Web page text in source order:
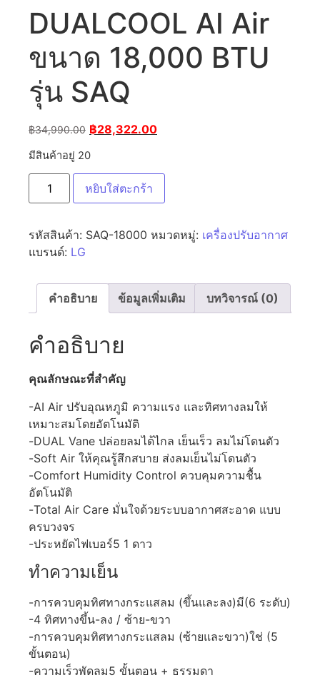
DUALCOOL AI Air
ขนาด 18,000 BTU
รุ่น SAQ
฿34,990.00 ฿28,322.00
มีสินค้าอยู่ 20
หยิบใส่ตะกร้า
รหัสสินค้า: SAQ-18000 หมวดหมู่: เครื่องปรับอากาศ
แบรนด์: LG
คำอธิบาย ข้อมูลเพิ่มเติม บทวิจารณ์ (0)
คำอธิบาย
คุณลักษณะที่สำคัญ
-AI Air ปรับอุณหภูมิ ความแรง และทิศทางลมให้
เหมาะสมโดยอัตโนมัติ
-DUAL Vane ปล่อยลมได้ไกล เย็นเร็ว ลมไม่โดนตัว
-Soft Air ให้คุณรู้สึกสบาย ส่งลมเย็นไม่โดนตัว
-Comfort Humidity Control ควบคุมความชื้น
อัตโนมัติ
-Total Air Care มั่นใจด้วยระบบอากาศสะอาด แบบ
ครบวงจร
-ประหยัดไฟเบอร์5 1 ดาว
ทำความเย็น
-การควบคุมทิศทางกระแสลม (ขึ้นและลง)มี(6 ระดับ)
-4 ทิศทางขึ้น-ลง / ซ้าย-ขวา
-การควบคุมทิศทางกระแสลม (ซ้ายและขวา)ใช่ (5
ขั้นตอน)
-ความเร็วพัดลม5 ขั้นตอน + ธรรมดา